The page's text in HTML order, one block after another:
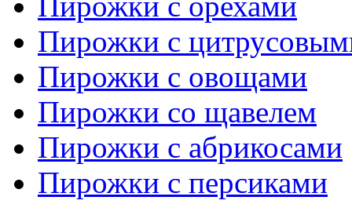
Пирожки с
Пирожки с овощами
Пирожки со щавелем
Пирожки с абрикосами
Пирожки с персиками